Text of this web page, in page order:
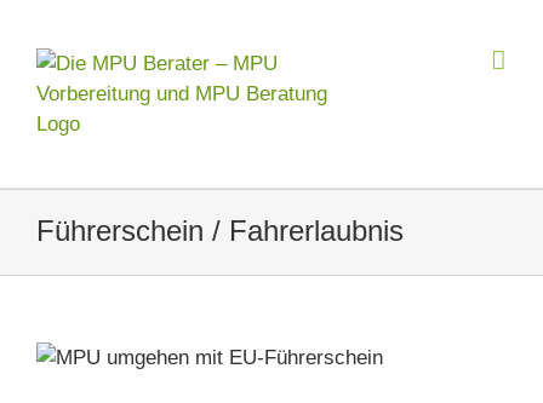
Inhalt
springen
Führerschein / Fahrerlaubnis